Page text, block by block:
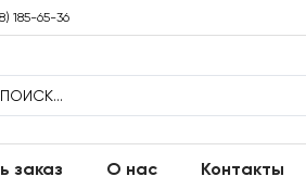
185-65-36
заказ О нас Контакты